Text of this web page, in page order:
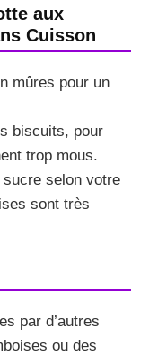
aux
Cuisson
mûres pour un
biscuits, pour
trop mous.
selon votre
sont très
par d’autres
ou des